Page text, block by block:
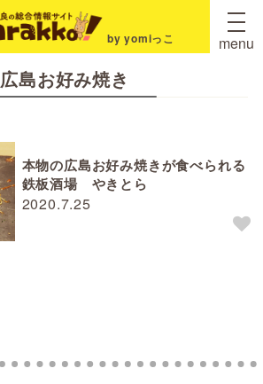
by yomiっこ menu
広島お好み焼き
2020.7.25
本物の広島お好み焼きが食べられる
鉄板酒場 やきとら